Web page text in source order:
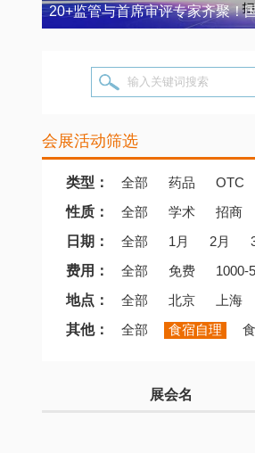
20+监管与首席审评专家齐聚！
输入关键词搜索
会展活动筛选
类型： 全部 药品 OTC
性质：
全部 学术 招商
日期：
全部 1月 2月
费用：
全部 免费 1000-
地点：
全部 北京 上海
其他：
全部 食宿自理
展会名